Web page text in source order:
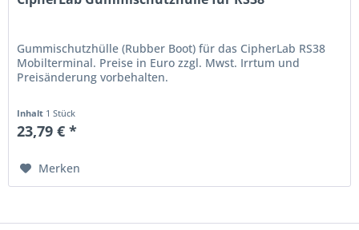
Gummischutzhülle (Rubber Boot) für das CipherLab RS38
Mobilterminal. Preise in Euro zzgl. Mwst. Irrtum und
Preisänderung vorbehalten.
Inhalt 1 Stück
23,79 € *
Merken